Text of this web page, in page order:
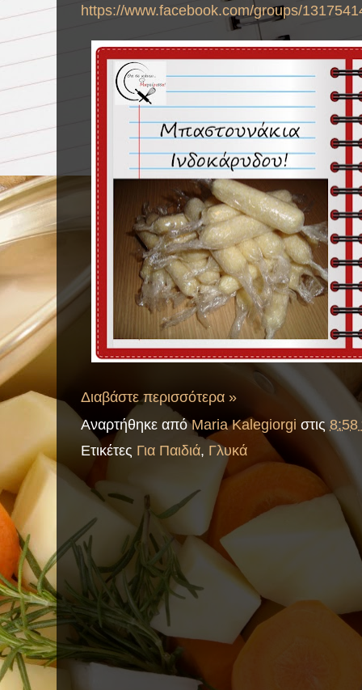
https://www.facebook.com/groups/
Διαβάστε περισσότερα »
Αναρτήθηκε απόMaria Kalegiorgi στις8:58
Ετικέτες Για Παιδιά, Γλυκά